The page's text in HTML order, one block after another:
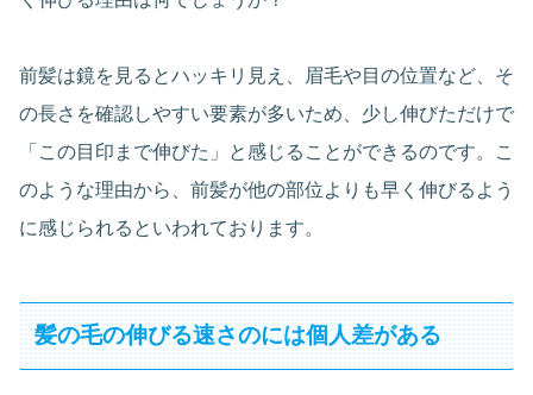
前髪は鏡を見るとハッキリ見え、眉毛や目の位置など、そ
の長さを確認しやすい要素が多いため、少し伸びただけで
「この目印まで伸びた」と感じることができるのです。こ
のような理由から、前髪が他の部位よりも早く伸びるよう
に感じられるといわれております。
髪の毛の伸びる速さのには個人差がある